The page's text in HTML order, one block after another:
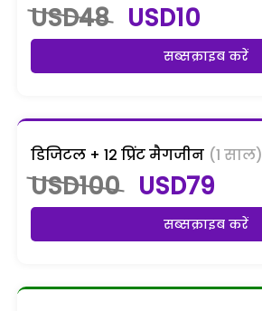
USD48 USD10
सब्सक्राइब करें
डिजिटल + 12 प्रिंट मैगजीन (1 साल)
USD100 USD79
सब्सक्राइब करें